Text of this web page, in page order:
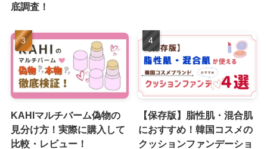
底調査！
KAHIマルチバーム偽物の
見分け方！実際に購入して
比較・レビュー！
【保存版】脂性肌・混合肌
におすすめ！韓国コスメの
クッションファンデーショ